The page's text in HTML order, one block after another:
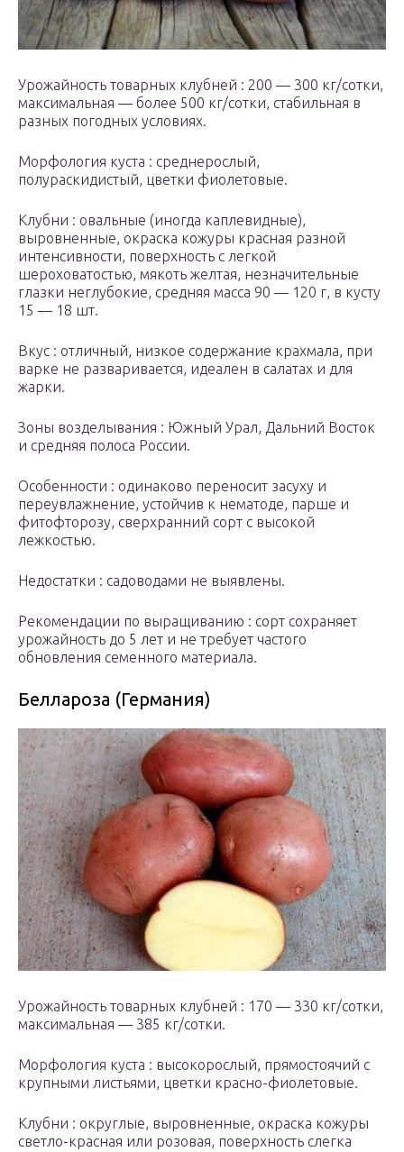
Урожайность товарных клубней : 200 — 300 кг/сотки,
максимальная — более 500 кг/сотки, стабильная в
разных погодных условиях.
Морфология куста : среднерослый,
полураскидистый, цветки фиолетовые.
Клубни : овальные (иногда каплевидные),
выровненные, окраска кожуры красная разной
интенсивности, поверхность с легкой
шероховатостью, мякоть желтая, незначительные
глазки неглубокие, средняя масса 90 — 120 г, в кусту
15 — 18 шт.
Вкус : отличный, низкое содержание крахмала, при
варке не разваривается, идеален в салатах и для
жарки.
Зоны возделывания : Южный Урал, Дальний Восток
и средняя полоса России.
Особенности : одинаково переносит засуху и
переувлажнение, устойчив к нематоде, парше и
фитофторозу, сверхранний сорт с высокой
лежкостью.
Недостатки : садоводами не выявлены.
Рекомендации по выращиванию : сорт сохраняет
урожайность до 5 лет и не требует частого
обновления семенного материала.
Беллароза (Германия)
Урожайность товарных клубней : 170 — 330 кг/сотки,
максимальная — 385 кг/сотки.
Морфология куста : высокорослый, прямостоячий с
крупными листьями, цветки красно-фиолетовые.
Клубни : округлые, выровненные, окраска кожуры
светло-красная или розовая, поверхность слегка